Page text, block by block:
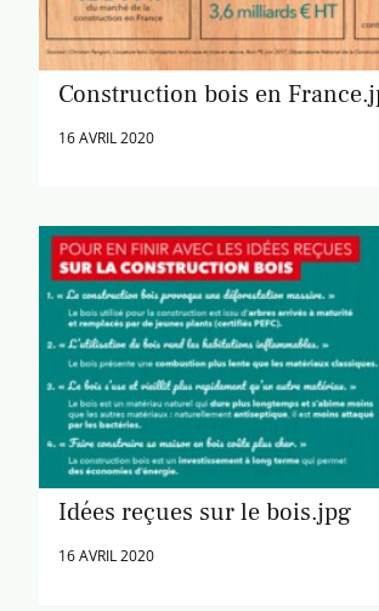
Construction bois en
16 AVRIL 2020
Idées reçues sur le bois.jpg
16 AVRIL 2020